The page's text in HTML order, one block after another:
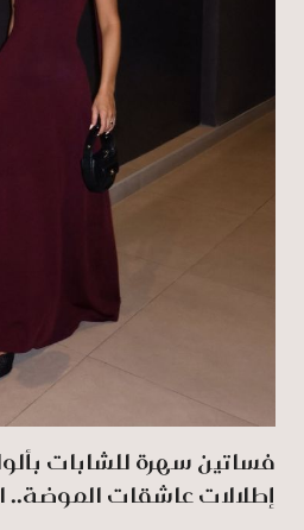
فساتين سهرة للشابات
إطلالات عاشقات